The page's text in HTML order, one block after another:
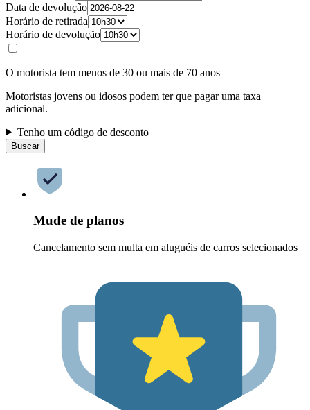
Data de devolução
Horário de retirada
Horário de devolução
O motorista tem menos de 30 ou mais de 70 anos
Motoristas jovens ou idosos podem ter que pagar uma taxa
adicional.
Tenho um código de desconto
Buscar
Mude de planos
Cancelamento sem multa em aluguéis de carros selecionados